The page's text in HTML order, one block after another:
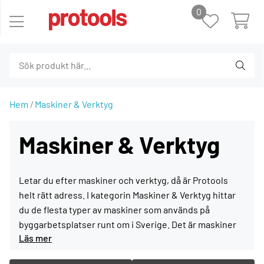
0
Hem Maskiner & Verktyg
Maskiner & Verktyg
Letar du efter maskiner och verktyg, då är Protools
helt rätt adress. I kategorin Maskiner & Verktyg hittar
du de flesta typer av maskiner som används på
byggarbetsplatser runt om i Sverige. Det är maskiner
som tål daglig användning i tuffa miljöer. Det är